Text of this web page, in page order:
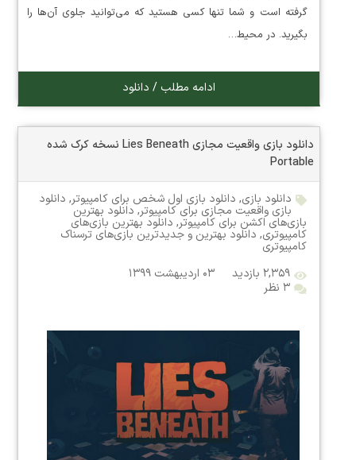
گرفته است و شما تنها کسی هستید که می‌توانید جلوی آن‌ها را
بگیرید. در محیط…
ادامه مطلب / دانلود
دانلود بازی واقعیت مجازی Lies Beneath نسخه کرک شده
Portable
دانلود بازی, دانلود بازی اول شخص برای کامپیوتر, دانلود
بازی واقعیت مجازی برای کامپیوتر, دانلود بهترین
بازی‌های اکشن برای کامپیوتر, دانلود بهترین بازی‌های
کامپیوتری, دانلود بهترین و جدیدترین بازی‌های ترسناک
کامپیوتری
۲,۳۵۹ بازدید
۰۳ اردیبهشت ۱۳۹۹
۳ نظر